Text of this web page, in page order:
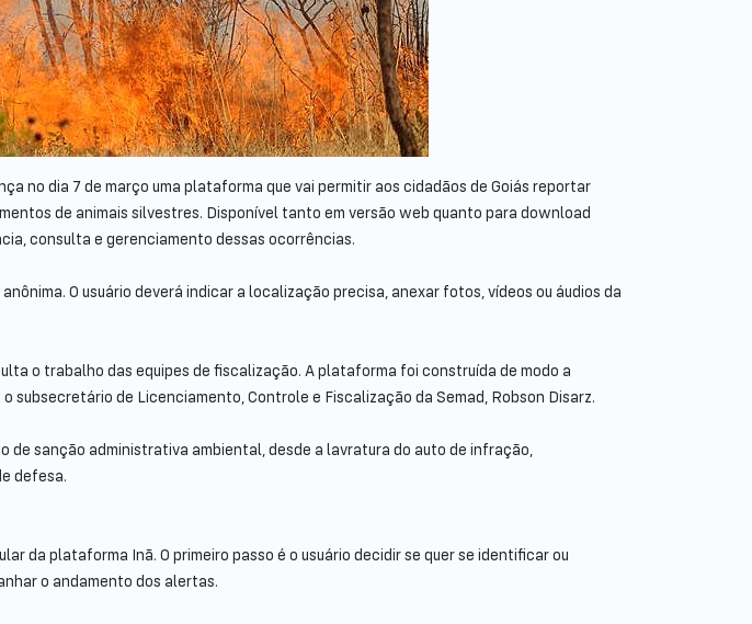
no dia 7 de março uma plataforma que vai permitir aos cidadãos de Goiás reportar
de animais silvestres. Disponível tanto em versão web quanto para download
consulta e gerenciamento dessas ocorrências.
O usuário deverá indicar a localização precisa, anexar fotos, vídeos ou áudios da
o trabalho das equipes de fiscalização. A plataforma foi construída de modo a
de Licenciamento, Controle e Fiscalização da Semad, Robson Disarz.
de sanção administrativa ambiental, desde a lavratura do auto de infração,
defesa.
da plataforma Inã. O primeiro passo é o usuário decidir se quer se identificar ou
o andamento dos alertas.